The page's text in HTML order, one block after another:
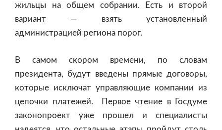
жильцы на общем собрании. Есть и второй
вариант — взять установленный
администрацией региона порог.
В самом скором времени, по словам
президента, будут введены прямые договоры,
которые исключат управляющие компании из
цепочки платежей. Первое чтение в Госдуме
законопроект уже прошел и специалисты